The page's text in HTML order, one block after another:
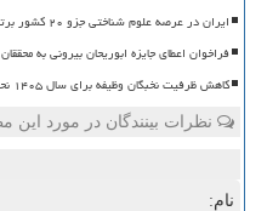
ایران در عرصه علوم شناختی جزو ۲۰ کشور برتر جهان است
فراخوان اعطای جایزه ابوریحان بیرونی به
کاهش ظرفیت نخبگان وظیفه برای سال ۱۴۰۵ نحوه توزیع سهمیه
نظرات بینندگان در مورد این
نام: